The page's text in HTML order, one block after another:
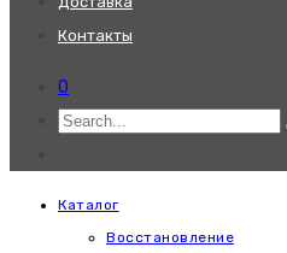
Контакты
0
Каталог
Восстановление